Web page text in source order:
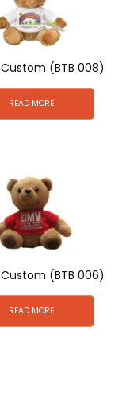
(BTB 008)
READ MORE
(BTB 006)
READ MORE